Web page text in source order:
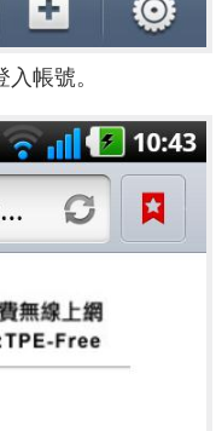
帳號。